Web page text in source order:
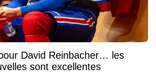
David Reinbacher… les
sont excellentes